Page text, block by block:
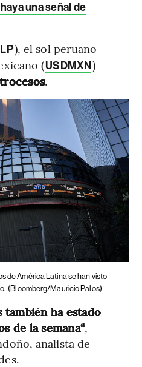
una señal de
), el sol peruano
(USDMXN)
.
de América Latina se han visto
(Bloomberg/Mauricio Palos)
también ha estado
de la semana“,
analista de